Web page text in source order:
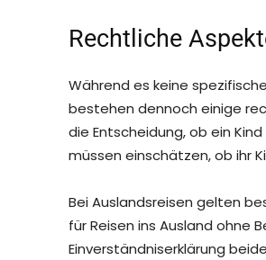
Rechtliche
Während es keine
bestehen dennoch einige
die Entscheidung, ob ein
müssen einschätzen, ob ihr
Bei Auslandsreisen gelten
für Reisen ins Ausland ohne
Einverständniserklärung